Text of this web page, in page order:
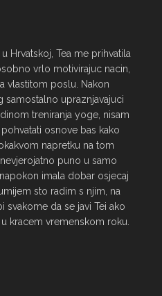
Hrvatskoj, Tea me prihvatila
vrlo motivirajuc nacin,
vlastitom poslu. Nakon
upraznjavajuci
treniranja yoge, nisam
osnove bas kako
napretku na tom
puno u samo
imala dobar osjecaj
sto radim s njim, na
svakome da se javi Tei ako
kracem vremenskom roku.